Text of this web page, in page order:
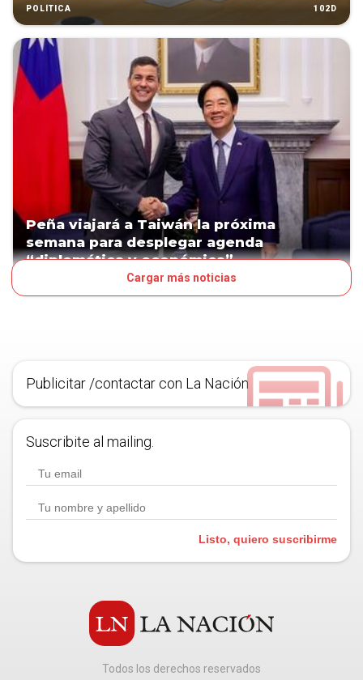
POLÍTICA 102D
Peña viajará a Taiwán la próxima
semana para desplegar agenda
“diplomática y económica”
Cargar más noticias
Publicitar /contactar con La Nación
Suscribite al mailing.
Listo, quiero suscribirme
Todos los derechos reservados